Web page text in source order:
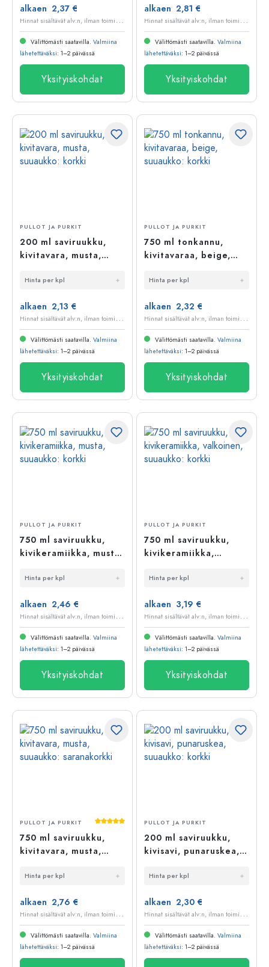
alkaen 2,37 €
H
innat sisältävät alv:n, ilman toimituskuluja
Välittömästi saatavilla. Valmiina
lähetettäväksi: 1–2 päivässä
Yksityiskohdat
alkaen 2,81 €
H
innat sisältävät alv:n, ilman toimituskuluja
Välittömästi saatavilla. Valmiina
lähetettäväksi: 1–2 päivässä
Yksityiskohdat
PULLOT JA PURKIT
200 ml saviruukku,
kivitavara, musta,
Hinta per kpl
alkaen 2,13 €
H
innat sisältävät alv:n, ilman toimituskuluja
Välittömästi saatavilla. Valmiina
lähetettäväksi: 1–2 päivässä
Yksityiskohdat
PULLOT JA PURKIT
750 ml tonkannu,
kivitavaraa, beige,
Hinta per kpl
alkaen 2,32 €
H
innat sisältävät alv:n, ilman toimituskuluja
Välittömästi saatavilla. Valmiina
lähetettäväksi: 1–2 päivässä
Yksityiskohdat
PULLOT JA PURKIT
750 ml saviruukku,
kivikeramiikka, musta,
Hinta per kpl
alkaen 2,46 €
H
innat sisältävät alv:n, ilman toimituskuluja
Välittömästi saatavilla. Valmiina
lähetettäväksi: 1–2 päivässä
Yksityiskohdat
PULLOT JA PURKIT
750 ml saviruukku,
kivikeramiikka,
korkki
Hinta per kpl
alkaen 3,19 €
H
innat sisältävät alv:n, ilman toimituskuluja
Välittömästi saatavilla. Valmiina
lähetettäväksi: 1–2 päivässä
Yksityiskohdat
Keskimääräinen arvosana 5 5 tähdestä
PULLOT JA PURKIT
750 ml saviruukku,
kivitavara, musta,
saranakorkki
Hinta per kpl
alkaen 2,76 €
H
innat sisältävät alv:n, ilman toimituskuluja
Välittömästi saatavilla. Valmiina
lähetettäväksi: 1–2 päivässä
PULLOT JA PURKIT
200 ml saviruukku,
kivisavi, punaruskea,
Hinta per kpl
alkaen 2,30 €
H
innat sisältävät alv:n, ilman toimituskuluja
Välittömästi saatavilla. Valmiina
lähetettäväksi: 1–2 päivässä